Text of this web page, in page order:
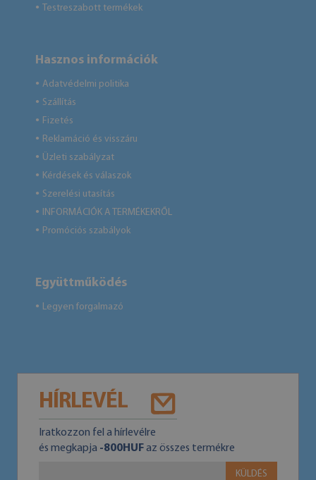
● Testreszabott termékek
Hasznos információk
● Adatvédelmi politika
● Szállítás
● Fizetés
● Reklamáció és visszáru
● Üzleti szabályzat
● Kérdések és válaszok
● Szerelési utasítás
● INFORMÁCIÓK A TERMÉKEKRŐL
● Promóciós szabályok
Együttműködés
● Legyen forgalmazó
HÍRLEVÉL
Iratkozzon fel a hírlevélre
és megkapja -800HUFaz összes termékre
KÜLDÉS